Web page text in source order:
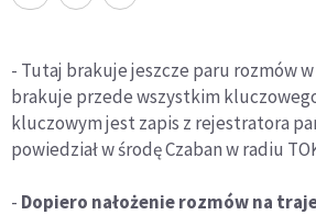
- Tutaj brakuje jeszcze paru rozmów
brakuje przede wszystkim
kluczowym jest zapis z rejestratora
powiedział w środę Czaban w radiu
- Dopiero nałożenie rozmów na